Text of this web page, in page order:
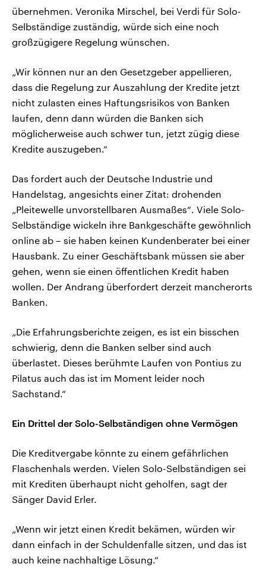
übernehmen. Veronika Mirschel, bei Verdi für Solo-
Selbständige zuständig, würde sich eine noch
großzügigere Regelung wünschen.
„Wir können nur an den Gesetzgeber appellieren,
dass die Regelung zur Auszahlung der Kredite jetzt
nicht zulasten eines Haftungsrisikos von Banken
laufen, denn dann würden die Banken sich
möglicherweise auch schwer tun, jetzt zügig diese
Kredite auszugeben.“
Das fordert auch der Deutsche Industrie und
Handelstag, angesichts einer Zitat: drohenden
„Pleitewelle unvorstellbaren Ausmaßes“. Viele Solo-
Selbständige wickeln ihre Bankgeschäfte gewöhnlich
online ab – sie haben keinen Kundenberater bei einer
Hausbank. Zu einer Geschäftsbank müssen sie aber
gehen, wenn sie einen öffentlichen Kredit haben
wollen. Der Andrang überfordert derzeit mancherorts
Banken.
„Die Erfahrungsberichte zeigen, es ist ein bisschen
schwierig, denn die Banken selber sind auch
überlastet. Dieses berühmte Laufen von Pontius zu
Pilatus auch das ist im Moment leider noch
Sachstand.“
Ein Drittel der Solo-Selbständigen ohne Vermögen
Die Kreditvergabe könnte zu einem gefährlichen
Flaschenhals werden. Vielen Solo-Selbständigen sei
mit Krediten überhaupt nicht geholfen, sagt der
Sänger David Erler.
„Wenn wir jetzt einen Kredit bekämen, würden wir
dann einfach in der Schuldenfalle sitzen, und das ist
auch keine nachhaltige Lösung.“